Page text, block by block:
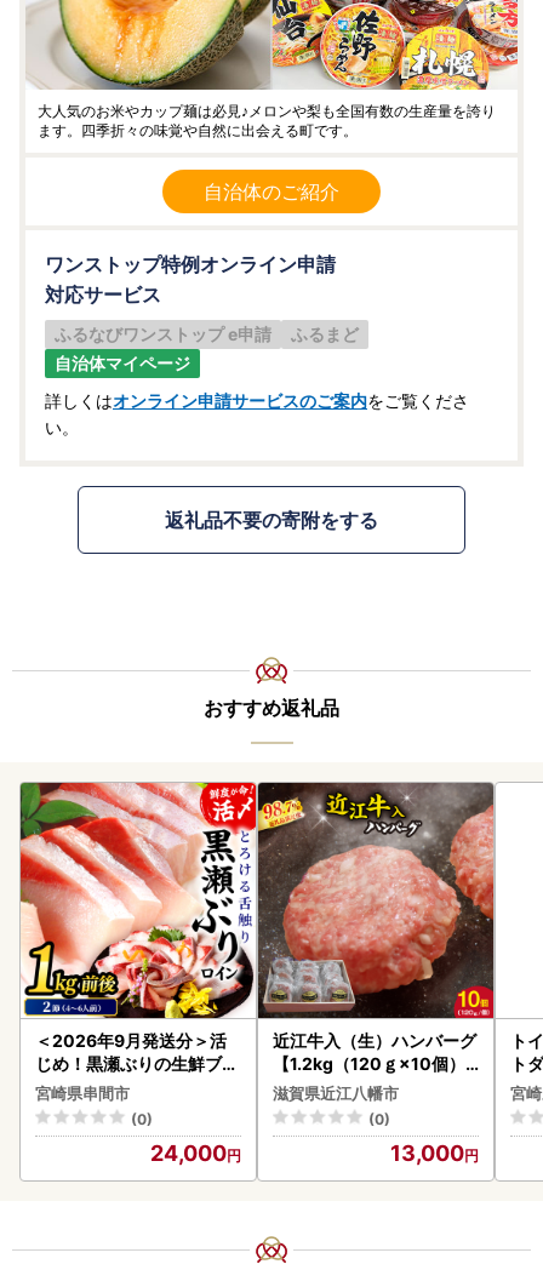
大人気のお米やカップ麺は必見♪メロンや梨も全国有数の生産量を誇り
ます。四季折々の味覚や自然に出会える町です。
自治体のご紹介
ワンストップ特例オンライン申請
対応サービス
ふるなびワンストップ e申請
ふるまど
自治体マイページ
詳しくはオンライン申請サービスのご案内をご覧くださ
い。
返礼品不要の寄附をする
おすすめ返礼品
＜2026年9月発送分＞活
じめ！黒瀬ぶりの生鮮ブリ
ロイン2節（1.0kg前後）_
K001-012-2609
宮崎県串間市
(0)
24,000
近江牛入（生）ハンバーグ
【1.2kg（120ｇ×10個）
】【AG09W】
滋賀県近江八幡市
(0)
13,000
ト
ト
速
宮